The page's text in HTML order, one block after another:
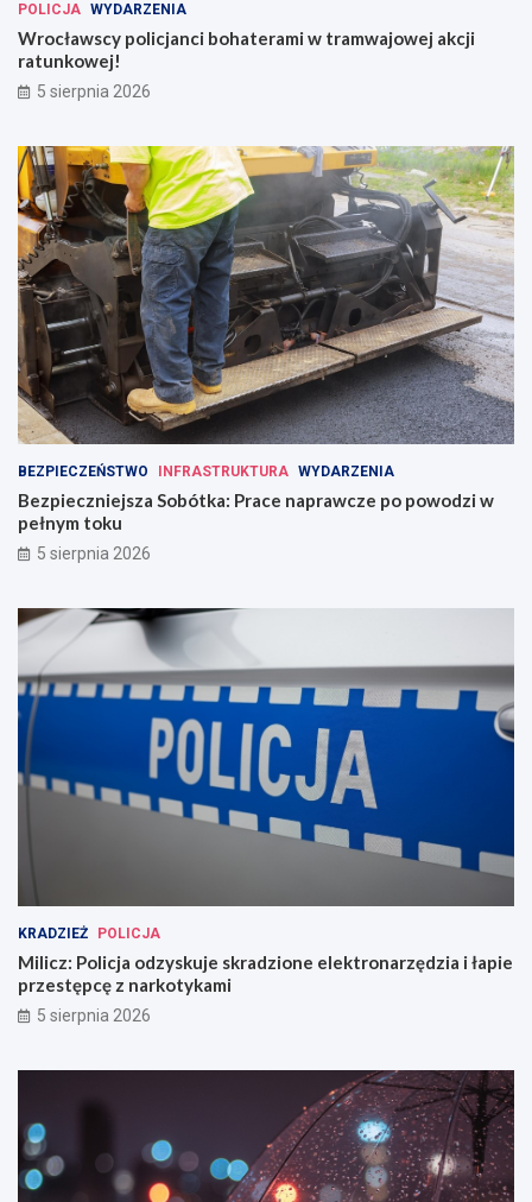
POLICJA WYDARZENIA
Wrocławscy policjanci bohaterami w tramwajowej akcji
ratunkowej!
5 sierpnia 2026
BEZPIECZEŃSTWO INFRASTRUKTURA WYDARZENIA
Bezpieczniejsza Sobótka: Prace naprawcze po powodzi w
pełnym toku
5 sierpnia 2026
KRADZIEŻ POLICJA
Milicz: Policja odzyskuje skradzione elektronarzędzia i łapie
przestępcę z narkotykami
5 sierpnia 2026